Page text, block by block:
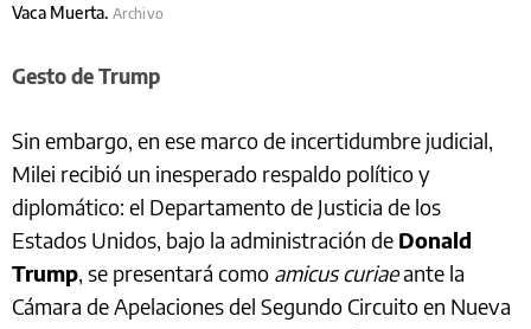
Vaca Muerta. Archivo
Gesto de Trump
Sin embargo, en ese marco de incertidumbre judicial,
Milei recibió un inesperado respaldo político y
diplomático: el Departamento de Justicia de los
Estados Unidos, bajo la administración de Donald
Trump, se presentará como amicus curiaeante la
Cámara de Apelaciones del Segundo Circuito en Nueva